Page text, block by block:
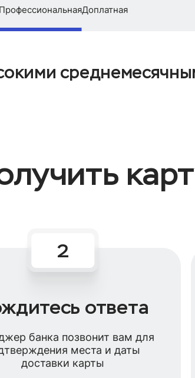
ПрофессиональнаяДоплатная
ответа
банка позвонит вам для
места и даты
доставки карты